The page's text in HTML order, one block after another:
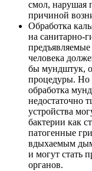
смол, нарушая
причиной
Обработка
на санитарно-
человека
бы мундштук,
процедуры. Но
обработка
недостаточно
устройства
бактерии как
патогенные
вдыхаемым
и могут стать
органов.